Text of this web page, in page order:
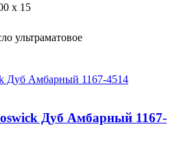
x 15
ультраматовое
Дуб Амбарный 1167-4514
Дуб Амбарный 1167-